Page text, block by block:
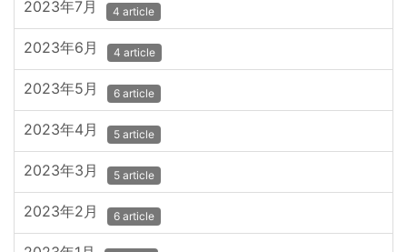
2023年7月 4 article
2023年6月 4 article
2023年5月 6 article
2023年4月 5 article
2023年3月 5 article
2023年2月 6 article